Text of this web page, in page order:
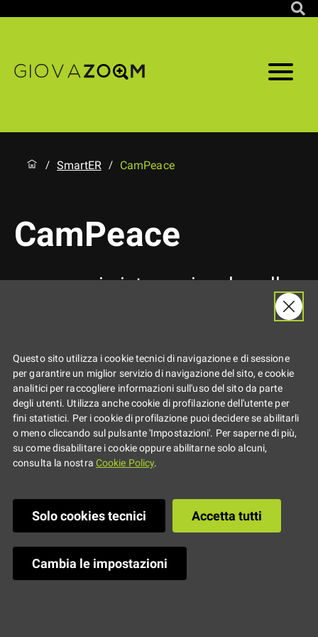
/ SmartER / CamPeace
CamPeace
campeggio internazionale sulla
Pace in programma dal 24 al 30
Collecchio (PR)
Questo sito utilizza i cookie tecnici di navigazione e di sessione
per garantire un miglior servizio di navigazione del sito, e cookie
analitici per raccogliere informazioni sull'uso del sito da parte
degli utenti. Utilizza anche cookie di profilazione dell'utente per
fini statistici. Per i cookie di profilazione puoi decidere se abilitarli
o meno cliccando sul pulsante 'Impostazioni'. Per saperne di più,
su come disabilitare i cookie oppure abilitarne solo alcuni,
consulta la nostra Cookie Policy.
Solo cookies tecnici Accetta tutti
Cambia le impostazioni